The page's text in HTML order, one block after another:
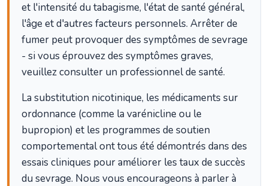
et l'intensité du tabagisme, l'état de santé général,
l'âge et d'autres facteurs personnels. Arrêter de
fumer peut provoquer des symptômes de sevrage
- si vous éprouvez des symptômes graves,
veuillez consulter un professionnel de santé.
La substitution nicotinique, les médicaments sur
ordonnance (comme la varénicline ou le
bupropion) et les programmes de soutien
comportemental ont tous été démontrés dans des
essais cliniques pour améliorer les taux de succès
du sevrage. Nous vous encourageons à parler à